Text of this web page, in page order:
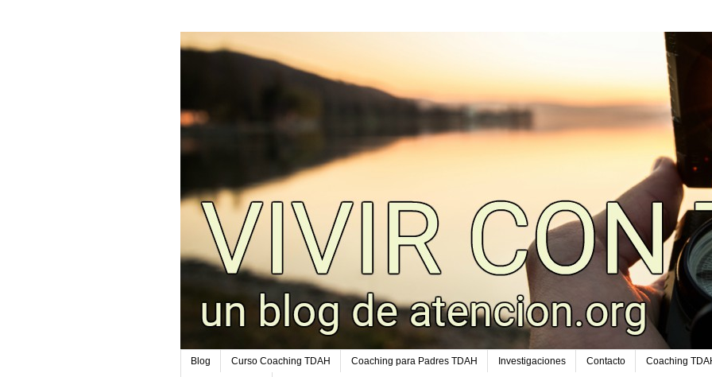
Blog Curso Coaching TDAH Coaching para Padres TDAH Investigaciones Contacto Coaching